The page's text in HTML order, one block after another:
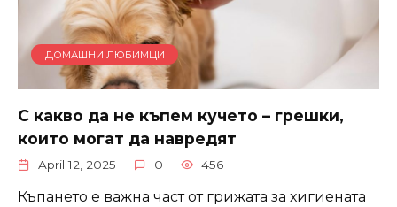
ДОМАШНИ ЛЮБИМЦИ
С какво да не къпем кучето – грешки,
които могат да навредят
April 12, 2025 0 456
Къпането е важна част от грижата за хигиената